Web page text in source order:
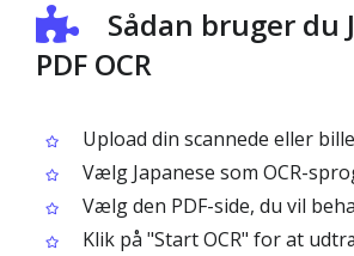
Sådan bruger du
PDF OCR
Upload din scannede eller
Vælg Japanese som OCR-
Vælg den PDF-side, du vil
Klik på "Start OCR" for at